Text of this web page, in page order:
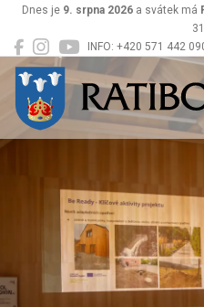
INFO: +420 571 442
Dnes je 9. srpna 2026 a svátek má
Ratiboř